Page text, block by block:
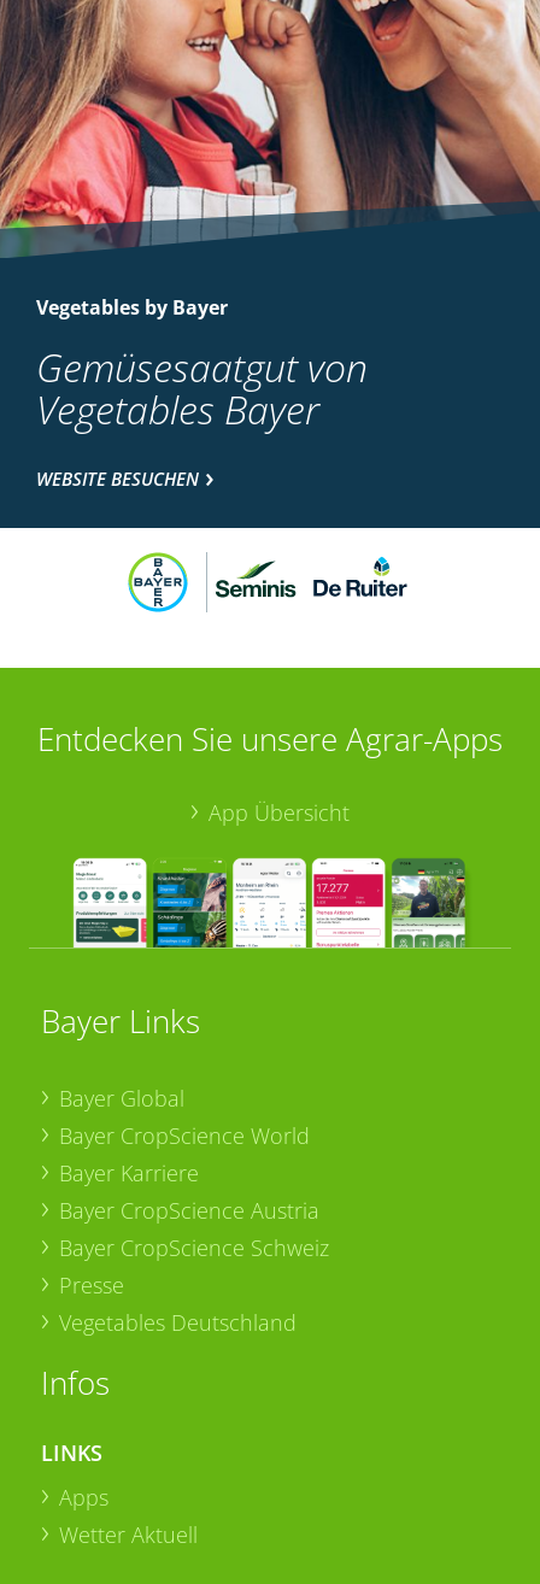
Vegetables by Bayer
Gemüsesaatgut von
Vegetables Bayer
WEBSITE BESUCHEN
Entdecken Sie unsere Agrar-Apps
App Übersicht
Bayer Links
Bayer Global
Bayer CropScience World
Bayer Karriere
Bayer CropScience Austria
Bayer CropScience Schweiz
Presse
Vegetables Deutschland
Infos
LINKS
Apps
Wetter Aktuell